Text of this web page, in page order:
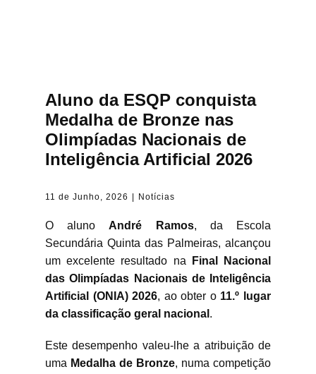
Aluno da ESQP conquista
Medalha de Bronze nas
Olimpíadas Nacionais de
Inteligência Artificial 2026
11 de Junho, 2026 Notícias
O alunoAndré Ramos, da Escola
Secundária Quinta das Palmeiras, alcançou
um excelente resultado na
Final Nacional
das Olimpíadas Nacionais de Inteligência
Artificial (ONIA) 2026, ao obter o 11.º lugar
da classificação geral nacional .
Este desempenho valeu-lhe a atribuição de
uma Medalha de Bronze, numa competição